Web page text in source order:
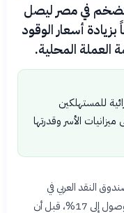
في مصر ليصل
2026، مدفوعاً بزيادة أسعار الوقود
العملة المحلية.
للمستهلكين
الأسر وقدرتها
النقد العربي في
أغسطس 2026 أن التضخم في مصر مرشح للوصول إلى 17%، قبل أن